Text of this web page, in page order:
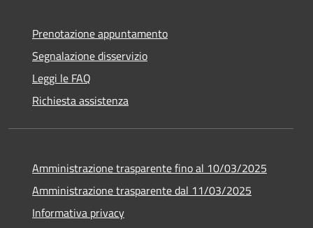
Prenotazione appuntamento
Segnalazione disservizio
Leggi le FAQ
Richiesta assistenza
Amministrazione trasparente fino al 10/03/2025
Amministrazione trasparente dal 11/03/2025
Informativa privacy